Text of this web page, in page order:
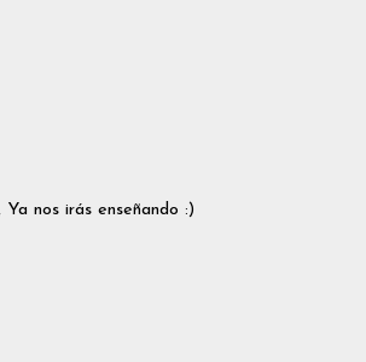
nos irás enseñando :)